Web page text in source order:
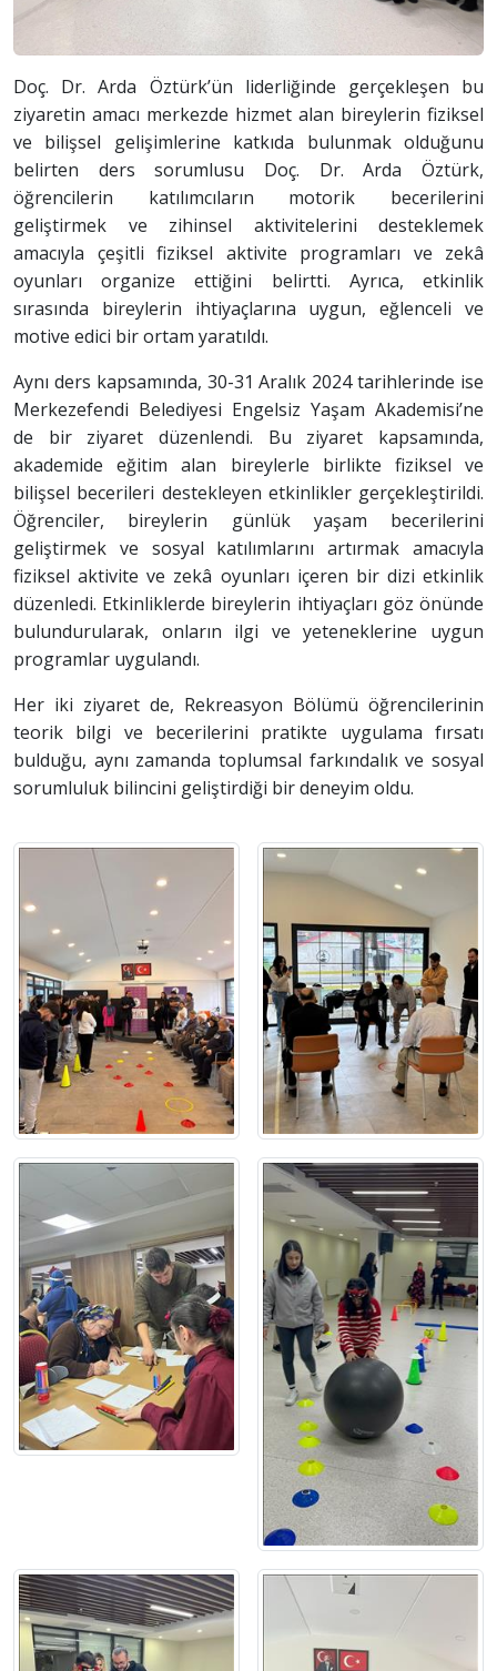
Doç. Dr. Arda Öztürk’ün liderliğinde gerçekleşen bu
ziyaretin amacı merkezde hizmet alan bireylerin fiziksel
ve bilişsel gelişimlerine katkıda bulunmak olduğunu
belirten ders sorumlusu Doç. Dr. Arda Öztürk,
öğrencilerin katılımcıların motorik becerilerini
geliştirmek ve zihinsel aktivitelerini desteklemek
amacıyla çeşitli fiziksel aktivite programları ve zekâ
oyunları organize ettiğini belirtti. Ayrıca, etkinlik
sırasında bireylerin ihtiyaçlarına uygun, eğlenceli ve
motive edici bir ortam yaratıldı.
Aynı ders kapsamında, 30-31 Aralık 2024 tarihlerinde ise
Merkezefendi Belediyesi Engelsiz Yaşam Akademisi’ne
de bir ziyaret düzenlendi. Bu ziyaret kapsamında,
akademide eğitim alan bireylerle birlikte fiziksel ve
bilişsel becerileri destekleyen etkinlikler gerçekleştirildi.
Öğrenciler, bireylerin günlük yaşam becerilerini
geliştirmek ve sosyal katılımlarını artırmak amacıyla
fiziksel aktivite ve zekâ oyunları içeren bir dizi etkinlik
düzenledi. Etkinliklerde bireylerin ihtiyaçları göz önünde
bulundurularak, onların ilgi ve yeteneklerine uygun
programlar uygulandı.
Her iki ziyaret de, Rekreasyon Bölümü öğrencilerinin
teorik bilgi ve becerilerini pratikte uygulama fırsatı
bulduğu, aynı zamanda toplumsal farkındalık ve sosyal
sorumluluk bilincini geliştirdiği bir deneyim oldu.